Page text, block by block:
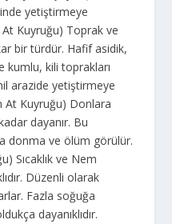
yetiştirmeye
At Kuyruğu) Toprak ve
bir türdür. Hafif asidik,
kumlu, kili toprakları
arazide yetiştirmeye
At Kuyruğu) Donlara
dayanır. Bu
donma ve ölüm görülür.
Sıcaklık ve Nem
Düzenli olarak
Fazla soğuğa
dayanıklıdır.